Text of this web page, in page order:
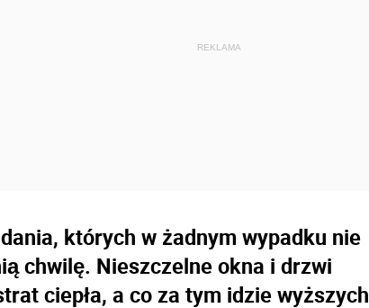
których w żadnym wypadku nie
chwilę. Nieszczelne okna i drzwi
ciepła, a co za tym idzie wyższych